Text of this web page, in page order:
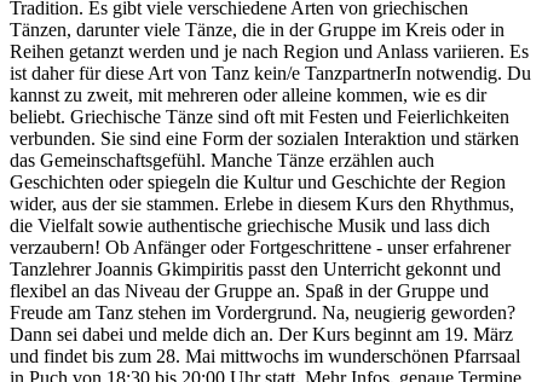
Tradition. Es gibt viele verschiedene Arten von griechischen
Tänzen, darunter viele Tänze, die in der Gruppe im Kreis oder in
Reihen getanzt werden und je nach Region und Anlass variieren. Es
ist daher für diese Art von Tanz kein/e TanzpartnerIn notwendig. Du
kannst zu zweit, mit mehreren oder alleine kommen, wie es dir
beliebt. Griechische Tänze sind oft mit Festen und Feierlichkeiten
verbunden. Sie sind eine Form der sozialen Interaktion und stärken
das Gemeinschaftsgefühl. Manche Tänze erzählen auch
Geschichten oder spiegeln die Kultur und Geschichte der Region
wider, aus der sie stammen. Erlebe in diesem Kurs den Rhythmus,
die Vielfalt sowie authentische griechische Musik und lass dich
verzaubern! Ob Anfänger oder Fortgeschrittene - unser erfahrener
Tanzlehrer Joannis Gkimpiritis passt den Unterricht gekonnt und
flexibel an das Niveau der Gruppe an. Spaß in der Gruppe und
Freude am Tanz stehen im Vordergrund. Na, neugierig geworden?
Dann sei dabei und melde dich an. Der Kurs beginnt am 19. März
und findet bis zum 28. Mai mittwochs im wunderschönen Pfarrsaal